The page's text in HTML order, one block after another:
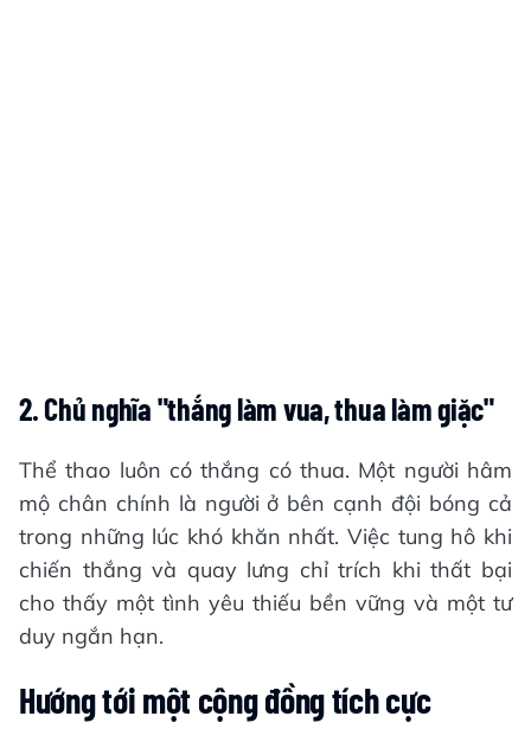
2. Chủ nghĩa "thắng làm vua, thua làm giặc"
Thể thao luôn có thắng có thua. Một người hâm
mộ chân chính là người ở bên cạnh đội bóng cả
trong những lúc khó khăn nhất. Việc tung hô khi
chiến thắng và quay lưng chỉ trích khi thất bại
cho thấy một tình yêu thiếu bền vững và một tư
duy ngắn hạn.
Hướng tới một cộng đồng tích cực